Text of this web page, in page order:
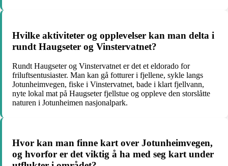
Hvilke aktiviteter og opplevelser kan man delta i
rundt Haugseter og Vinstervatnet?
Rundt Haugseter og Vinstervatnet er det et eldorado for
friluftsentusiaster. Man kan gå fotturer i fjellene, sykle langs
Jotunheimvegen, fiske i Vinstervatnet, bade i klart fjellvann,
nyte lokal mat på Haugseter fjellstue og oppleve den storslåtte
naturen i Jotunheimen nasjonalpark.
Hvor kan man finne kart over Jotunheimvegen,
og hvorfor er det viktig å ha med seg kart under